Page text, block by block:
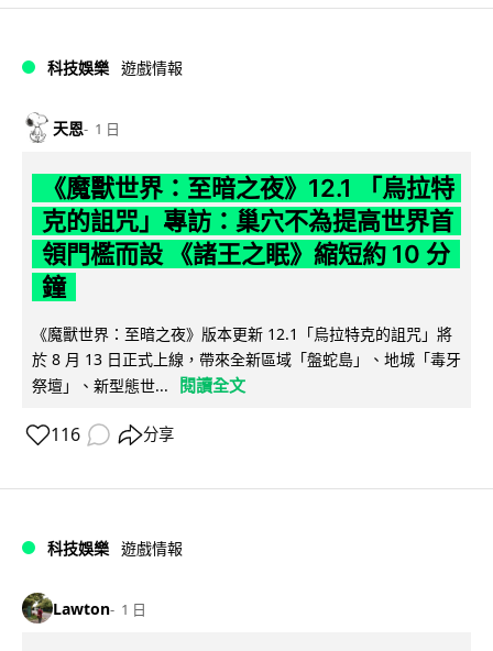
科技娛樂 遊戲情報
天恩 1 日
《魔獸世界：至暗之夜》12.1 「烏拉特
克的詛咒」專訪：巢穴不為提高世界首
領門檻而設 《諸王之眠》縮短約 10 分
鐘
《魔獸世界：至暗之夜》版本更新 12.1「烏拉特克的詛咒」將
於 8 月 13 日正式上線，帶來全新區域「盤蛇島」、地城「毒牙
祭壇」、新型態世...
閱讀全文
116 分享
科技娛樂 遊戲情報
Lawton 1 日